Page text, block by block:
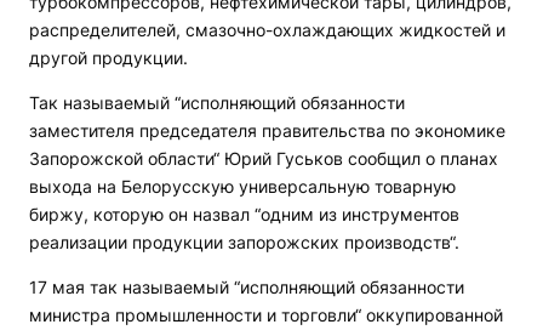
распределителей, смазочно-охлаждающих жидкостей и
другой продукции.
Так называемый “исполняющий обязанности
заместителя председателя правительства по экономике
Запорожской области“ Юрий Гуськов сообщил о планах
выхода на Белорусскую универсальную товарную
биржу, которую он назвал “одним из инструментов
реализации продукции запорожских производств“.
17 мая так называемый “исполняющий обязанности
министра промышленности и торговли“ оккупированной